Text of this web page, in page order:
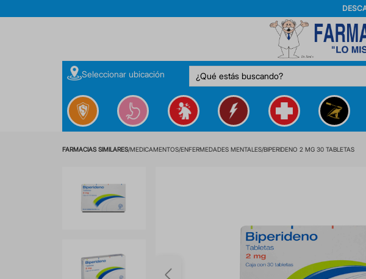
Seleccionar ubicación ¿Qué estás buscando?
MEDICAMENTOS ENFERMEDADES MENTALES BIPERIDENO 2 MG 30 TABLETAS